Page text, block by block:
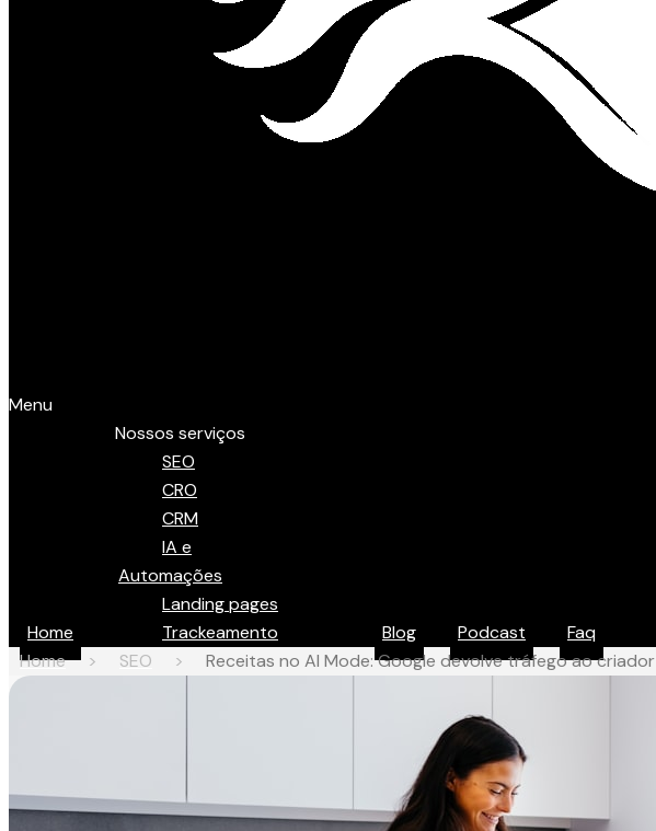
Menu
Home
Nossos serviços
SEO
CRO
CRM
IA e
Automações
Landing pages
Trackeamento
Blog Podcast
Faq
Home
> SEO > Receitas no AI Mode: Google devolve tráfego ao criador